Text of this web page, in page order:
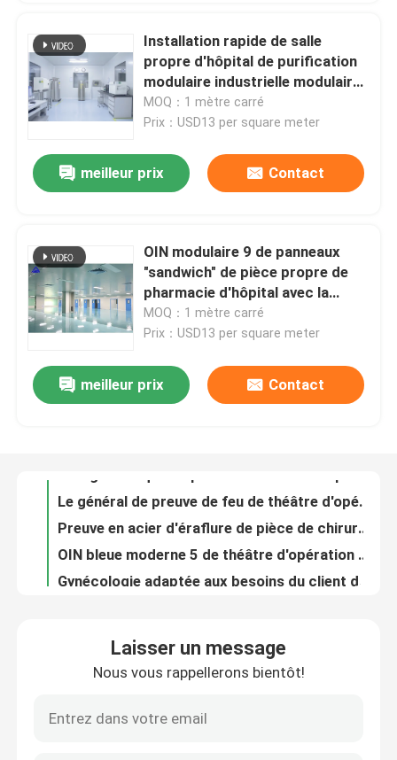
Maison
Produits
Contactez-nous
Nouvelles
Installation rapide de salle
propre d'hôpital de purification
modulaire industrielle modulaire
d'OIN
MOQ：1 mètre carré
Prix：USD13 per square meter
meilleur prix Contact
OIN modulaire 9 de panneaux
"sandwich" de pièce propre de
pharmacie d'hôpital avec la
porte coulissante
MOQ：1 mètre carré
Prix：USD13 per square meter
meilleur prix Contact
Charge statique de pièce de théâtre d'hôpital d'acier inoxydable de théâtre d'opération de chirurgie de gynécologie anti
Laisser un message
Nous vous rappellerons bientôt!